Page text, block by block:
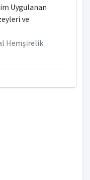
Uygulanan
ve
Hemşirelik